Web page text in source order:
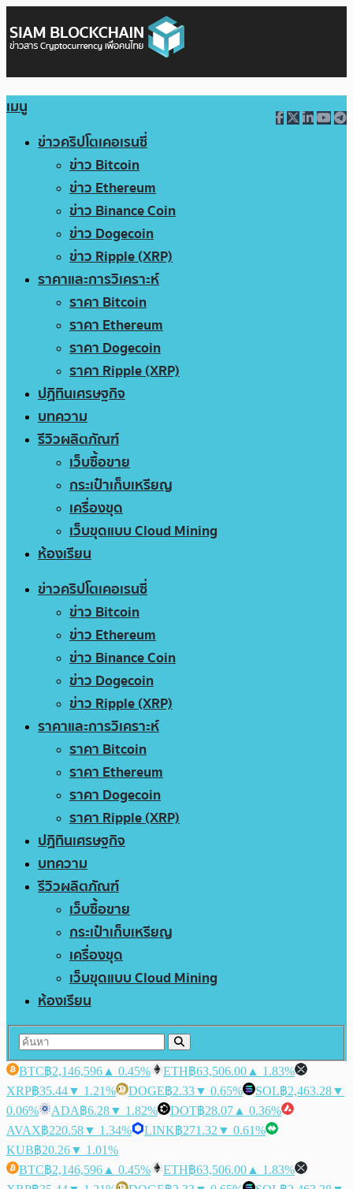
เมนู
ข่าวคริปโตเคอเรนซี่
ข่าว Bitcoin
ข่าว Ethereum
ข่าว Binance Coin
ข่าว Dogecoin
ข่าว Ripple (XRP)
ราคาและการวิเคราะห์
ราคา Bitcoin
ราคา Ethereum
ราคา Dogecoin
ราคา Ripple (XRP)
ปฏิทินเศรษฐกิจ
บทความ
รีวิวผลิตภัณฑ์
เว็บซื้อขาย
กระเป๋าเก็บเหรียญ
เครื่องขุด
เว็บขุดแบบ Cloud Mining
ห้องเรียน
ข่าวคริปโตเคอเรนซี่
ข่าว Bitcoin
ข่าว Ethereum
ข่าว Binance Coin
ข่าว Dogecoin
ข่าว Ripple (XRP)
ราคาและการวิเคราะห์
ราคา Bitcoin
ราคา Ethereum
ราคา Dogecoin
ราคา Ripple (XRP)
ปฏิทินเศรษฐกิจ
บทความ
รีวิวผลิตภัณฑ์
เว็บซื้อขาย
กระเป๋าเก็บเหรียญ
เครื่องขุด
เว็บขุดแบบ Cloud Mining
ห้องเรียน
BTC฿2,146,596 ▲ 0.45% ETH฿63,506.00 ▲ 1.83%
XRP฿35.44▼ 1.21% DOGE฿2.33▼ 0.65% SOL฿2,463.28▼
0.06%
ADA฿6.28▼ 1.82% DOT฿28.07 ▲ 0.36%
AVAX฿220.58▼ 1.34% LINK฿271.32 ▼ 0.61%
KUB฿20.26▼ 1.01%
BTC฿2,146,596 ▲ 0.45% ETH฿63,506.00 ▲ 1.83%